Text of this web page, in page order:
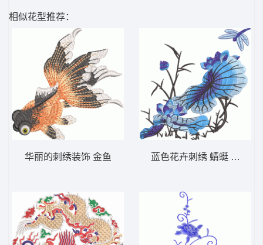
相似花型推荐：
华丽的刺绣装饰 金鱼 蓝色花卉刺绣 蜻蜓 荷叶